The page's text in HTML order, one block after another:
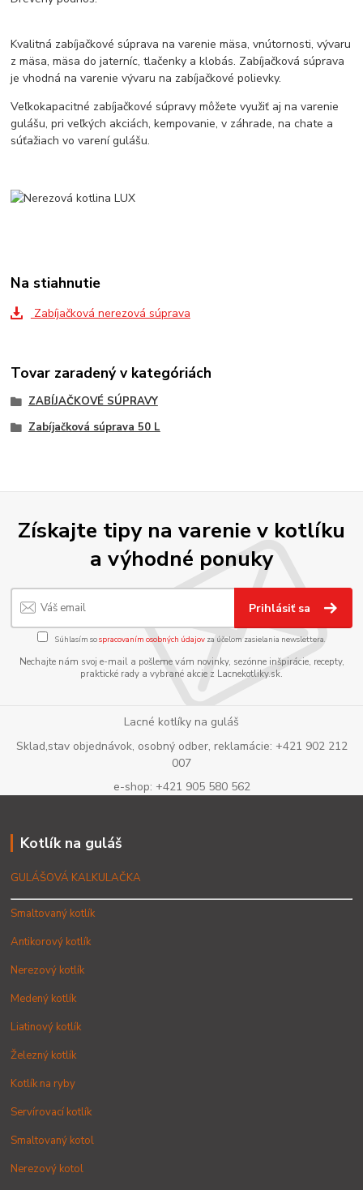
Kvalitná zabíjačkové súprava na varenie mäsa, vnútornosti, vývaru
z mäsa, mäsa do jaterníc, tlačenky a klobás. Zabíjačková súprava
je vhodná na varenie vývaru na zabíjačkové polievky.
Veľkokapacitné zabíjačkové súpravy môžete využiť aj na varenie
gulášu, pri veľkých akciách, kempovanie, v záhrade, na chate a
súťažiach vo varení gulášu.
Na stiahnutie
Zabíjačková nerezová súprava
Tovar zaradený v kategóriách
ZABÍJAČKOVÉ SÚPRAVY
Zabíjačková súprava 50 L
Získajte tipy na varenie v kotlíku
a výhodné ponuky
Prihlásiť sa
Súhlasím sospracovaním osobných údajov za účelom zasielania newslettera.
Nechajte nám svoj e-mail a pošleme vám novinky, sezónne inšpirácie, recepty,
praktické rady a vybrané akcie z Lacnekotliky.sk.
Lacné kotlíky na guláš
Sklad,stav objednávok, osobný odber, reklamácie: +421 902 212
007
e-shop: +421 905 580 562
Kotlík na guláš
GULÁŠOVÁ KALKULAČKA
Smaltovaný kotlík
Antikorový kotlík
Nerezový kotlík
Medený kotlík
Liatinový kotlík
Železný kotlík
Kotlík na ryby
Servírovací kotlík
Smaltovaný kotol
Nerezový kotol